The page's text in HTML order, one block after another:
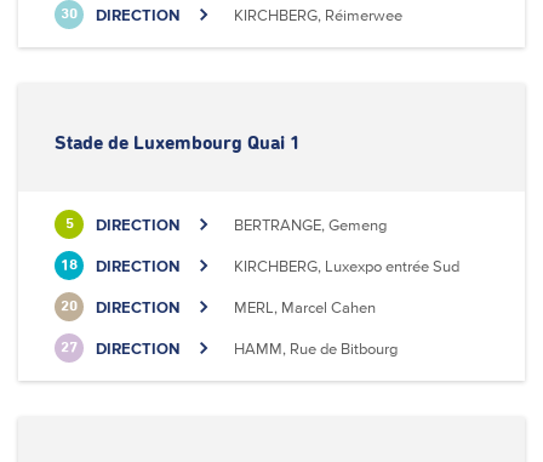
30 DIRECTION KIRCHBERG, Réimerwee
Stade de Luxembourg Quai 1
5 DIRECTION BERTRANGE, Gemeng
18 DIRECTION KIRCHBERG, Luxexpo entrée Sud
20 DIRECTION MERL, Marcel Cahen
27 DIRECTION HAMM, Rue de Bitbourg